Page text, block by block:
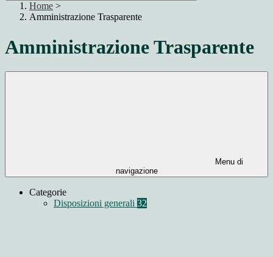
Home >
Amministrazione Trasparente
Amministrazione Trasparente
Menu di
navigazione
Categorie
Disposizioni generali 32